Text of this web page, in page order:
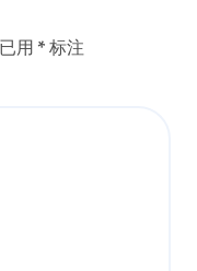
用 * 标注